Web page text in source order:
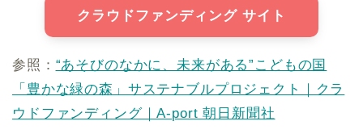
クラウドファンディング サイト
参照： “あそびのなかに、未来がある”こどもの国
「豊かな緑の森」サステナブルプロジェクト｜クラ
ウドファンディング｜A-port 朝日新聞社